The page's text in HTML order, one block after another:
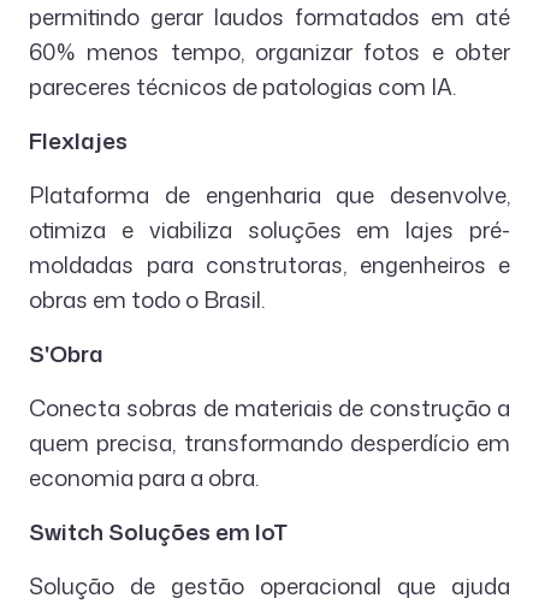
permitindo gerar laudos formatados em até
60% menos tempo, organizar fotos e obter
pareceres técnicos de patologias com IA.
Flexlajes
Plataforma de engenharia que desenvolve,
otimiza e viabiliza soluções em lajes pré-
moldadas para construtoras, engenheiros e
obras em todo o Brasil.
S'Obra
Conecta sobras de materiais de construção a
quem precisa, transformando desperdício em
economia para a obra.
Switch Soluções em IoT
Solução de gestão operacional que ajuda